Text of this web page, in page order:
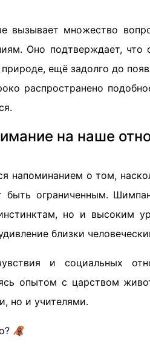
вызывает множество
Оно подтверждает,
ещё задолго до
распространено
на наше
напоминанием о том,
быть ограниченным.
но и высоким
близки
и социальных
опытом с царством
но и учителями.
🦧